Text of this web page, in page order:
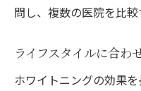
問し、複数の医院を比較
ライフスタイルに合わ
ホワイトニングの効果